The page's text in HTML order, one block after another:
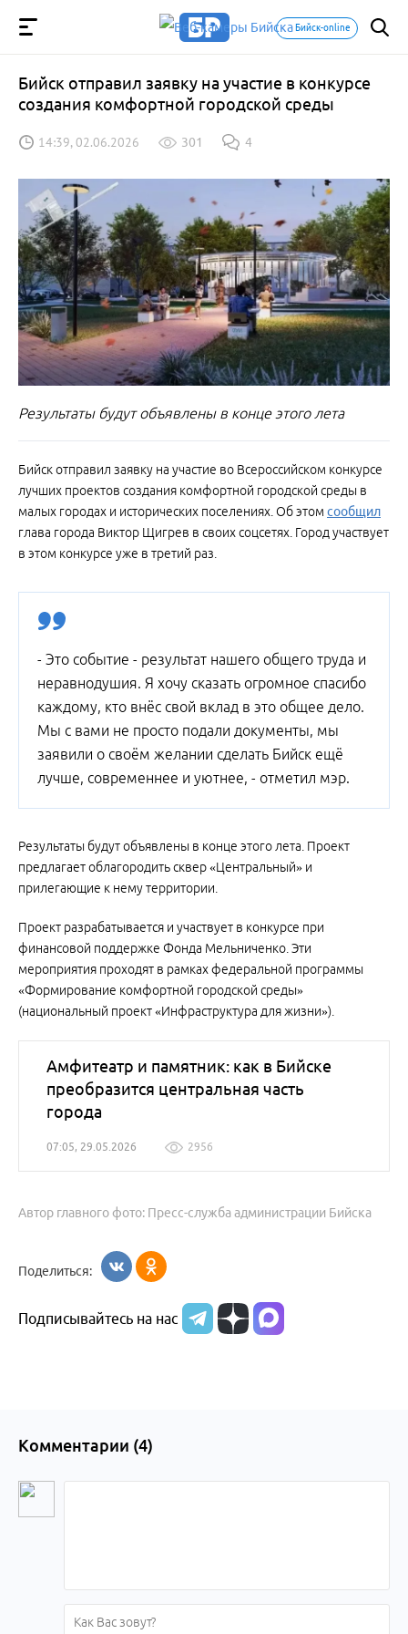
Бийск-online
Бийск отправил заявку на участие в конкурсе
создания комфортной городской среды
14:39, 02.06.2026 301 4
Результаты будут объявлены в конце этого лета
Бийск отправил заявку на участие во Всероссийском конкурсе
лучших проектов создания комфортной городской среды в
малых городах и исторических поселениях. Об этом сообщил
глава города Виктор Щигрев в своих соцсетях. Город участвует
в этом конкурсе уже в третий раз.
- Это событие - результат нашего общего труда и
неравнодушия. Я хочу сказать огромное спасибо
каждому, кто внёс свой вклад в это общее дело.
Мы с вами не просто подали документы, мы
заявили о своём желании сделать Бийск ещё
лучше, современнее и уютнее, - отметил мэр.
Результаты будут объявлены в конце этого лета. Проект
предлагает облагородить сквер «Центральный» и
прилегающие к нему территории.
Проект разрабатывается и участвует в конкурсе при
финансовой поддержке Фонда Мельниченко. Эти
мероприятия проходят в рамках федеральной программы
«Формирование комфортной городской среды»
(национальный проект «Инфраструктура для жизни»).
Амфитеатр и памятник: как в Бийске
преобразится центральная часть
города
07:05, 29.05.2026 2956
Автор главного фото: Пресс-служба администрации Бийска
Поделиться:
Подписывайтесь на нас
Комментарии (4)